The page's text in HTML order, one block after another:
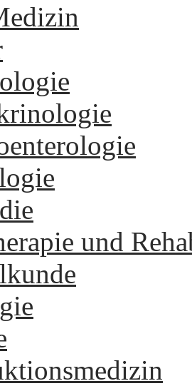
und